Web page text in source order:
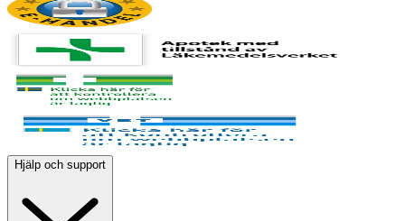
Hjälp och support